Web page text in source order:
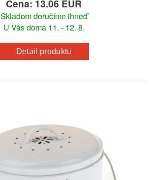
Cena: 13.06 EUR
Skladom doručíme ihneď
U Vás doma 11. - 12. 8.
Detail produktu